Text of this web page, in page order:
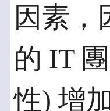
因素，
的 IT
性) 增